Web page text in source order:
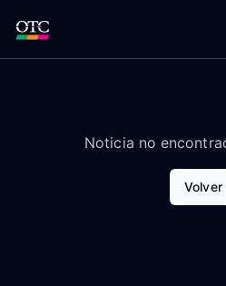
Noticia no
Volver